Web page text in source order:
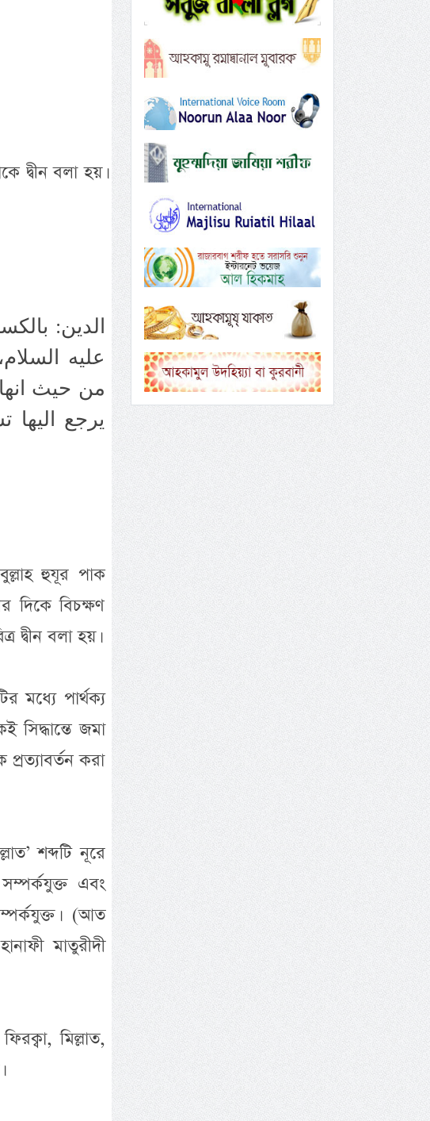
দ্বীন বলা হয়।
الدين:
عليه
من حيث
يرجع
হুযূর পাক
দিকে বিচক্ষণ
দ্বীন বলা হয়।
মধ্যে পার্থক্য
সিদ্ধান্তে জমা
করা
শব্দটি নূরে
সম্পর্কযুক্ত এবং
(আত
মাতুরীদী